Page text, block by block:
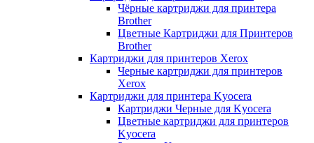
Чёрные картриджи для принтера
Brother
Цветные Картриджи для Принтеров
Brother
Картриджи для принтеров Xerox
Черные картриджи для принтеров
Xerox
Картриджи для принтера Kyocera
Картриджи Черные для Kyocera
Цветные картриджи для принтеров
Kyocera